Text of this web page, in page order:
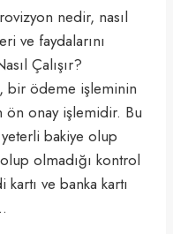
nedir, nasıl
ve faydalarını
Çalışır?
bir ödeme işleminin
onay işlemidir. Bu
bakiye olup
olmadığı kontrol
ve banka kartı